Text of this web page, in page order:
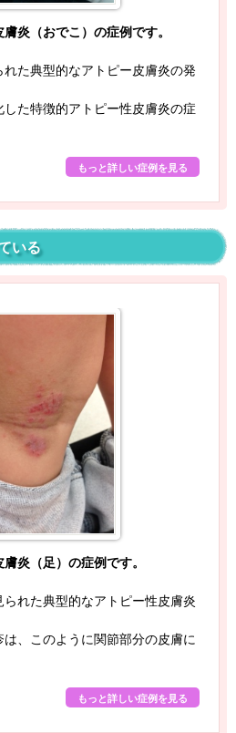
炎（おでこ）の症例です。
た典型的なアトピー皮膚炎の発
た特徴的アトピー性皮膚炎の症
もっと詳しい症例を見る
いる
炎（足）の症例です。
れた典型的なアトピー性皮膚炎
、このように関節部分の皮膚に
もっと詳しい症例を見る